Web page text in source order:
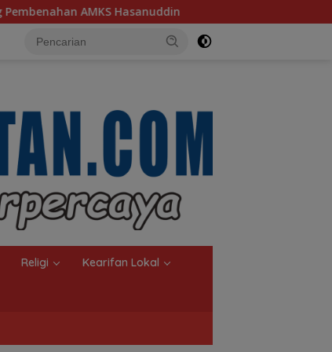
Ketua TP PKK Kalsel, Dorong Kreasi Olahan Ikan
Religi Kearifan Lokal